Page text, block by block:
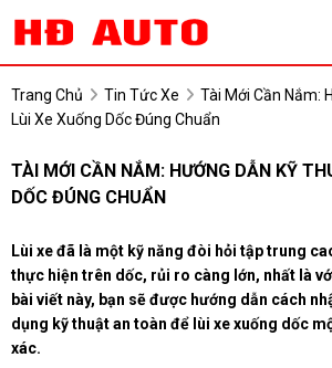
Trang Chủ Tin Tức Xe
Tài Mới Cần Nắm:
Lùi Xe Xuống Dốc Đúng Chuẩn
TÀI MỚI CẦN NẮM: HƯỚNG DẪN KỸ
DỐC ĐÚNG CHUẨN
Lùi xe đã là một kỹ năng đòi hỏi tập trung
thực hiện trên dốc, rủi ro càng lớn, nhất là
bài viết này, bạn sẽ được hướng dẫn cách
dụng kỹ thuật an toàn để lùi xe xuống dốc
xác.